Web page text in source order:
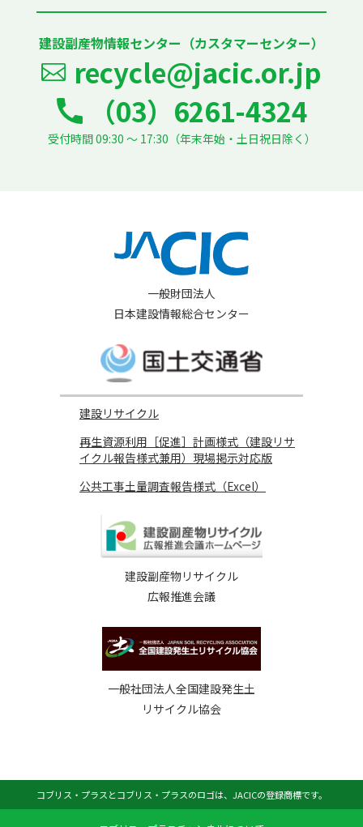
建設副産物情報センター（カスタマーセンター）
recycle@jacic.or.jp
（03）6261-4324
受付時間 09:30 ～ 17:30（年末年始・土日祝日除く）
一般財団法人
日本建設情報総合センター
建設リサイクル
再生資源利用［促進］計画様式（建設リサ
イクル報告様式兼用）現場掲示対応版
公共工事土量調査報告様式（Excel）
建設副産物リサイクル
広報推進会議
一般社団法人全国建設発生土
リサイクル協会
コブリス・プラスとコブリス・プラスのロゴは、JACICの登録商標です。